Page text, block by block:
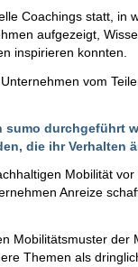
Coachings statt, in
aufgezeigt,
inspirieren konnten.
vom
sumo durchgeführt
die ihr Verhalten
Mobilität
Anreize
Mobilitätsmuster
Themen als